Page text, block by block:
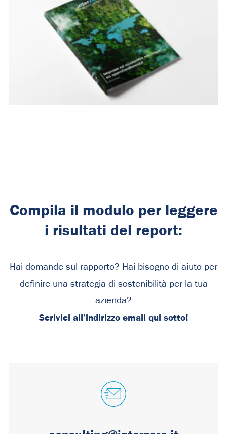
Compila il modulo per leggere
i risultati del report:
Hai domande sul rapporto? Hai bisogno di aiuto per
definire una strategia di sostenibilità per la tua
azienda?
Scrivici all’indirizzo email qui sotto!